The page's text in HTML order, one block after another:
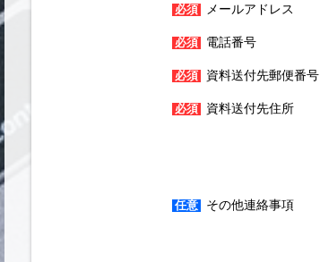
必須 メールアドレス
必須 電話番号
必須 資料送付先郵便番号
必須 資料送付先住所
任意 その他連絡事項